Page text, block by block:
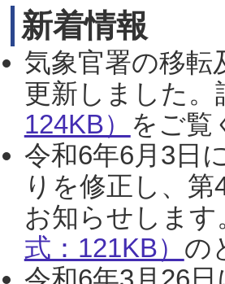
新着情報
気象官署の移転
更新しました。
124KB） をご覧
令和6年6月3日
りを修正し、
お知らせします
式：121KB） の